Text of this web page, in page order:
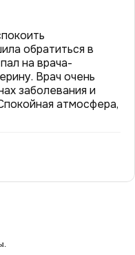
обратиться в
на врача-
Врач очень
заболевания и
атмосфера,
.